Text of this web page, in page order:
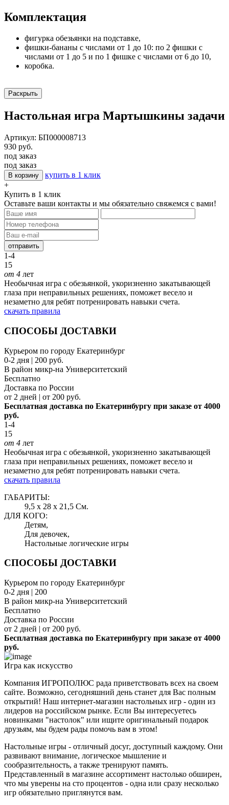
Комплектация
фигурка обезьянки на подставке,
фишки-бананы с числами от 1 до 10: по 2 фишки с
числами от 1 до 5 и по 1 фишке с числами от 6 до 10,
коробка.
Раскрыть
Настольная игра Мартышкины задачи
Артикул: БП000008713
930 руб.
под заказ
под заказ
В корзину
купить в 1 клик
+
Купить в 1 клик
Оставьте ваши контакты и мы обязательно свяжемся с вами!
отправить
1-4
15
от 4 лет
Необычная игра с обезьянкой, укоризненно закатывающей
глаза при неправильных решениях, поможет весело и
незаметно для ребят потренировать навыки счета.
скачать правила
СПОСОБЫ ДОСТАВКИ
Курьером по городу Екатеринбург
0-2 дня | 200 руб.
В район микр-на Университетский
Бесплатно
Доставка по России
от 2 дней | от 200 руб.
Бесплатная доставка по Екатеринбургу при заказе от 4000
руб.
1-4
15
от 4 лет
Необычная игра с обезьянкой, укоризненно закатывающей
глаза при неправильных решениях, поможет весело и
незаметно для ребят потренировать навыки счета.
скачать правила
ГАБАРИТЫ:
9,5 x 28 x 21,5 См.
ДЛЯ КОГО:
Детям,
Для девочек,
Настольные логические игры
СПОСОБЫ ДОСТАВКИ
Курьером по городу Екатеринбург
0-2 дня | 200
В район микр-на Университетский
Бесплатно
Доставка по России
от 2 дней | от 200 руб.
Бесплатная доставка по Екатеринбургу при заказе от 4000
руб.
Игра как искусство
Компания ИГРОПОЛЮС рада приветствовать всех на своем
сайте. Возможно, сегодняшний день станет для Вас полным
открытий! Наш интернет-магазин настольных игр - один из
лидеров на российском рынке. Если Вы интересуетесь
новинками "настолок" или ищите оригинальный подарок
друзьям, мы будем рады помочь вам в этом!
Настольные игры - отличный досуг, доступный каждому. Они
развивают внимание, логическое мышление и
сообразительность, а также тренируют память.
Представленный в магазине ассортимент настолько обширен,
что мы уверены на сто процентов - одна или сразу несколько
игр обязательно приглянутся вам.